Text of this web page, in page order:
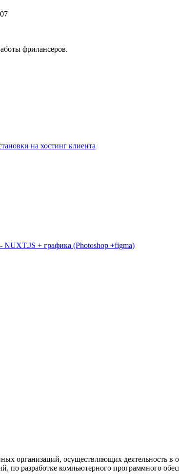
фрилансеров.
на хостинг клиента
+ графика (Photoshop +figma)
организаций, осуществляющих деятельность
по разработке компьютерного программного